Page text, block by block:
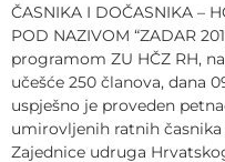
ČASNIKA I DOČASNIKA –
POD NAZIVOM “ZADAR
programom ZU HČZ RH,
učešće 250 članova, dana
uspješno je proveden
umirovljenih ratnih časnika
Zajednice udruga